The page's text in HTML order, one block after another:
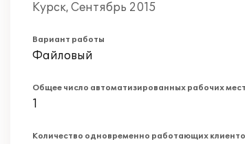
Курск, Сентябрь 2015
Вариант работы
Файловый
Общее число автоматизированных рабочих мест
1
Количество одновременно работающих